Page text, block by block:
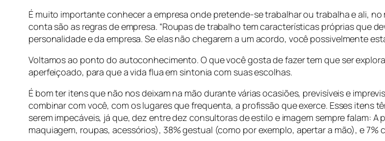
É muito importante conhecer a empresa onde pretende-se trabalhar ou trabalha e ali,
conta são as regras de empresa. “Roupas de trabalho tem características próprias que
personalidade e da empresa. Se elas não chegarem a um acordo, você possivelmente
Voltamos ao ponto do autoconhecimento. O que você gosta de fazer tem que ser
aperfeiçoado, para que a vida flua em sintonia com suas escolhas.
É bom ter itens que não nos deixam na mão durante várias ocasiões, previsíveis e
combinar com você, com os lugares que frequenta, a profissão que exerce. Esses itens
serem impecáveis, já que, dez entre dez consultoras de estilo e imagem sempre falam: A
maquiagem, roupas, acessórios), 38% gestual (como por exemplo, apertar a mão), e 7%